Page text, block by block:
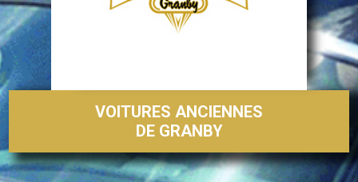
VOITURES ANCIENNES
DE GRANBY